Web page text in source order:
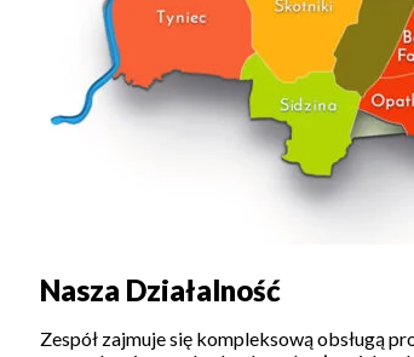
Nasza Działalność
Zespół zajmuje się kompleksową obsługą